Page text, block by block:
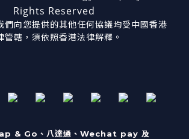
Rights Reserved
們向您提供的其他任何協議均受中國香港
管轄，須依照香港法律解釋。
& Go、八達通、Wechat pay 及